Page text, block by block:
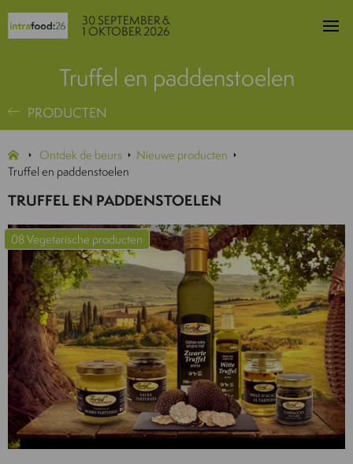
30 SEPTEMBER &
1 OKTOBER 2026
Truffel en paddenstoelen
PRODUCTEN
Ontdek de beurs
Nieuwe producten
Truffel en paddenstoelen
TRUFFEL EN PADDENSTOELEN
08 Vegetarische producten